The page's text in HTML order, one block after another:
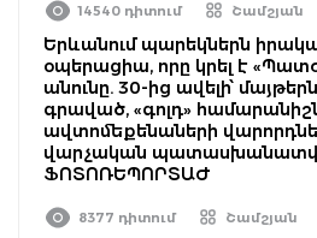
14540 դիտում Շամշյան
Երևանում պարեկներն
օպերացիա, որը կրել է
անունը. 30-ից ավելի՝
գրաված, «գոլդ»
ավտոմեքենաների
վարչական
ՖՈՏՈՌԵՊՈՐՏԱԺ
8377 դիտում Շամշյան